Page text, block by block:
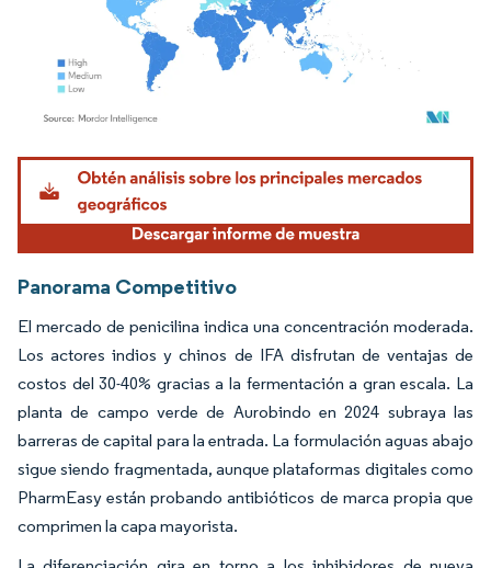
Imagen © Mordor Intelligence. El uso requiere atribución según CC BY 4.0.
Panorama Competitivo
El mercado de penicilina indica una concentración moderada.
Los actores indios y chinos de IFA disfrutan de ventajas de
costos del 30-40% gracias a la fermentación a gran escala. La
planta de campo verde de Aurobindo en 2024 subraya las
barreras de capital para la entrada. La formulación aguas abajo
sigue siendo fragmentada, aunque plataformas digitales como
PharmEasy están probando antibióticos de marca propia que
comprimen la capa mayorista.